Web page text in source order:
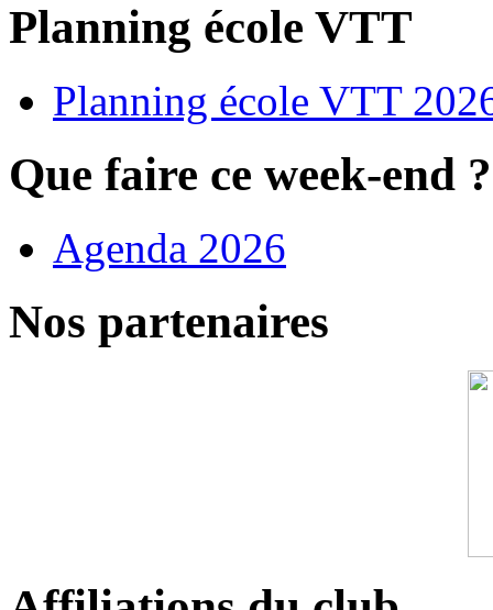
Planning école VTT
Planning école VTT
Que faire ce week-end ?
Agenda 2026
Nos partenaires